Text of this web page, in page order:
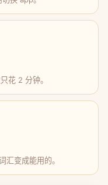
花 2 分钟。
汇变成能用的。